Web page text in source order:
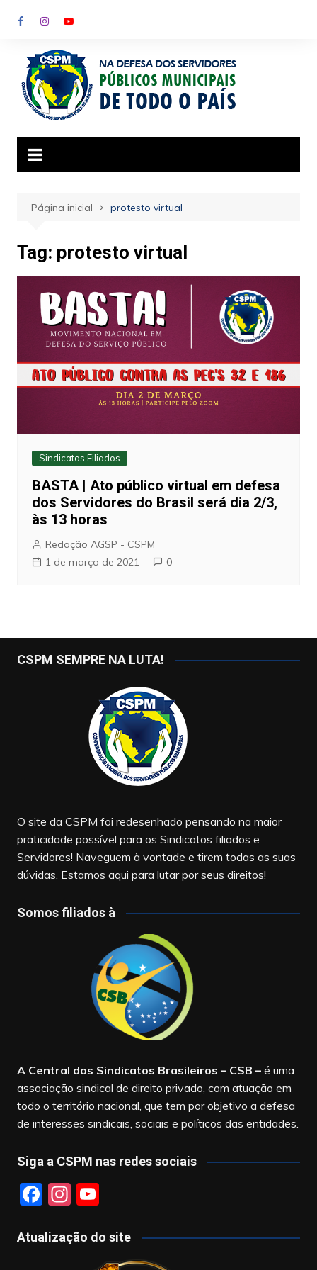
para
conteúdo
Página inicial protesto virtual
Tag: protesto virtual
Sindicatos Filiados
BASTA | Ato público virtual em defesa
dos Servidores do Brasil será dia 2/3,
às 13 horas
Redação AGSP - CSPM
1 de março de 2021
0
CSPM SEMPRE NA LUTA!
O site da CSPM foi redesenhado pensando na maior
praticidade possível para os Sindicatos filiados e
Servidores! Naveguem à vontade e tirem todas as suas
dúvidas. Estamos aqui para lutar por seus direitos!
Somos filiados à
A Central dos Sindicatos Brasileiros – CSB –é uma
associação sindical de direito privado, com atuação em
todo o território nacional, que tem por objetivo a defesa
de interesses sindicais, sociais e políticos das entidades.
Siga a CSPM nas redes sociais
F
c
In
a
Y
u
T
Atualização do site